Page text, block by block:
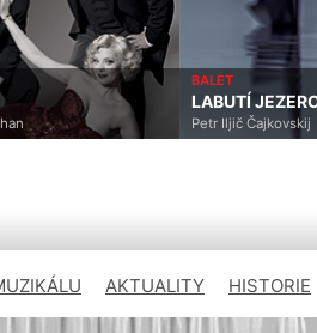
BALET
LABUTÍ JEZERO
Petr Iljič Čajkovskij
AKTUALITY HISTORIE